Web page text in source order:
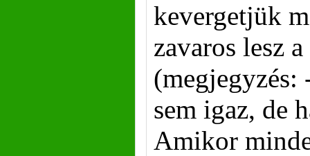
kevergetjük
zavaros lesz
(megjegyzés:
sem igaz, de
Amikor